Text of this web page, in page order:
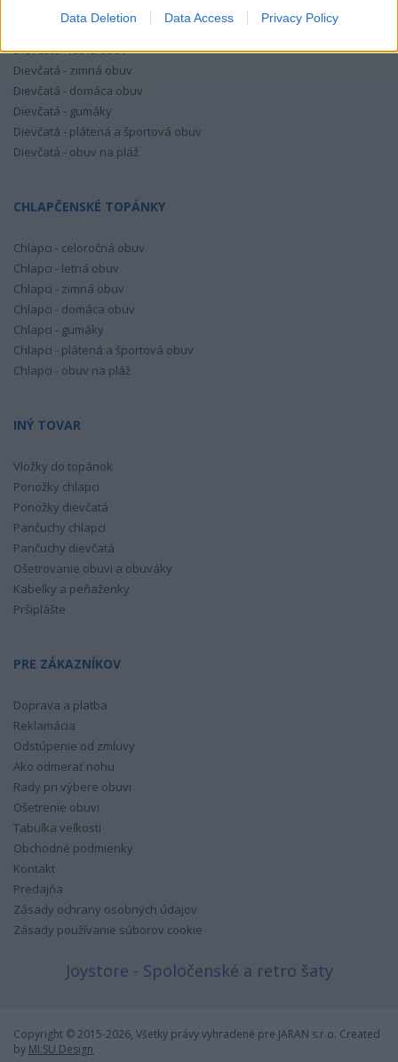
Data Deletion Data Access Privacy Policy
Dievčatá - celoročná obuv
Dievčatá - letná obuv
Dievčatá - zimná obuv
Dievčatá - domáca obuv
Dievčatá - gumáky
Dievčatá - plátená a športová obuv
Dievčatá - obuv na pláž
CHLAPČENSKÉ TOPÁNKY
Chlapci - celoročná obuv
Chlapci - letná obuv
Chlapci - zimná obuv
Chlapci - domáca obuv
Chlapci - gumáky
Chlapci - plátená a športová obuv
Chlapci - obuv na pláž
INÝ TOVAR
Vložky do topánok
Ponožky chlapci
Ponožky dievčatá
Pančuchy chlapci
Pančuchy dievčatá
Ošetrovanie obuvi a obuváky
Kabelky a peňaženky
Pršiplášte
PRE ZÁKAZNÍKOV
Doprava a platba
Reklamácia
Odstúpenie od zmluvy
Ako odmerať nohu
Rady pri výbere obuvi
Ošetrenie obuvi
Tabuľka veľkosti
Obchodné podmienky
Kontakt
Predajňa
Zásady ochrany osobných údajov
Zásady používanie súborov cookie
Joystore - Spoločenské a retro šaty
Copyright © 2015-2026, Všetky právy vyhradené pre JARAN s.r.o. Created
by MI:SU Design